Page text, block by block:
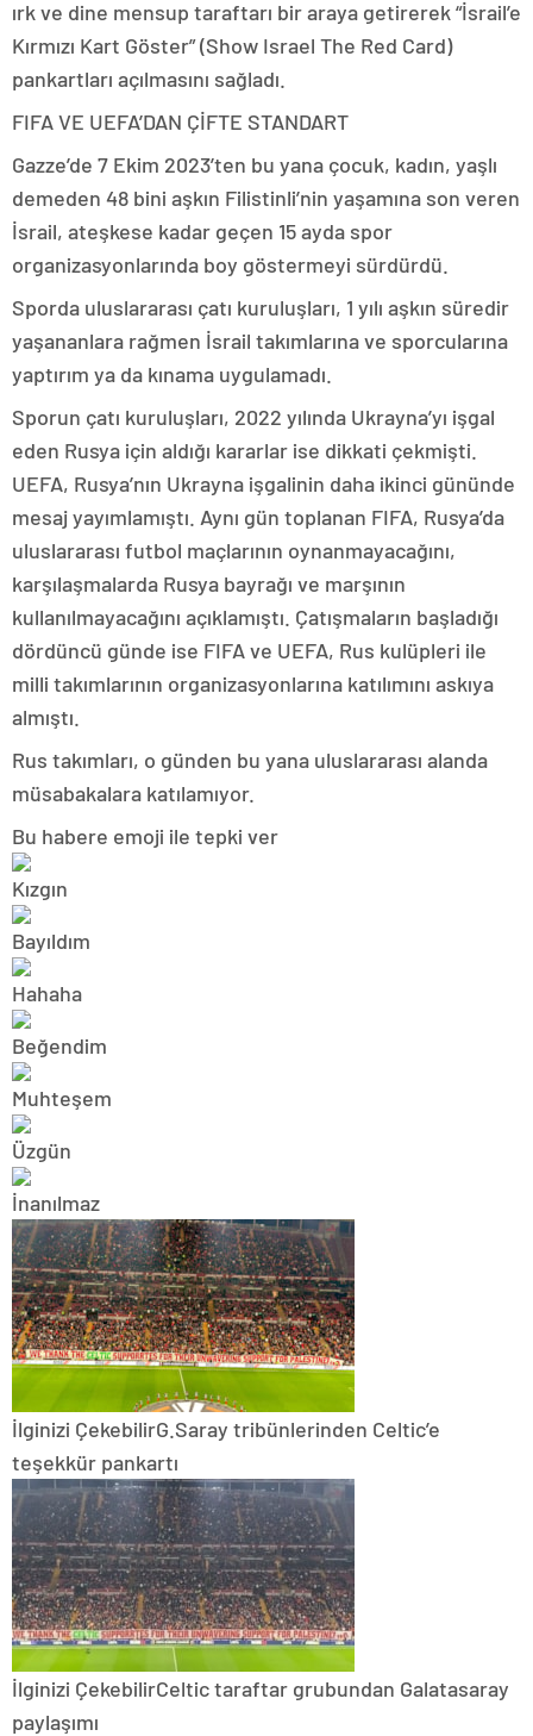
ırk ve dine mensup taraftarı bir araya getirerek “İsrail’e
Kırmızı Kart Göster” (Show Israel The Red Card)
pankartları açılmasını sağladı.
FIFA VE UEFA’DAN ÇİFTE STANDART
Gazze’de 7 Ekim 2023’ten bu yana çocuk, kadın, yaşlı
demeden 48 bini aşkın Filistinli’nin yaşamına son veren
İsrail, ateşkese kadar geçen 15 ayda spor
organizasyonlarında boy göstermeyi sürdürdü.
Sporda uluslararası çatı kuruluşları, 1 yılı aşkın süredir
yaşananlara rağmen İsrail takımlarına ve sporcularına
yaptırım ya da kınama uygulamadı.
Sporun çatı kuruluşları, 2022 yılında Ukrayna’yı işgal
eden Rusya için aldığı kararlar ise dikkati çekmişti.
UEFA, Rusya’nın Ukrayna işgalinin daha ikinci gününde
mesaj yayımlamıştı. Aynı gün toplanan FIFA, Rusya’da
uluslararası futbol maçlarının oynanmayacağını,
karşılaşmalarda Rusya bayrağı ve marşının
kullanılmayacağını açıklamıştı. Çatışmaların başladığı
dördüncü günde ise FIFA ve UEFA, Rus kulüpleri ile
milli takımlarının organizasyonlarına katılımını askıya
almıştı.
Rus takımları, o günden bu yana uluslararası alanda
müsabakalara katılamıyor.
Bu habere emoji ile tepki ver
İlginizi ÇekebilirG.Saray tribünlerinden Celtic’e
teşekkür pankartı
İlginizi ÇekebilirCeltic taraftar grubundan Galatasaray
paylaşımı